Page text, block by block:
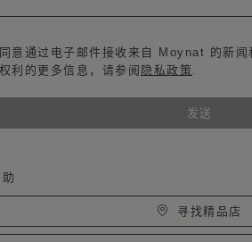
意通过电子邮件接收来自 Moynat 的新
利的更多信息，请参阅 隐私政策 .
发送
寻找精品店